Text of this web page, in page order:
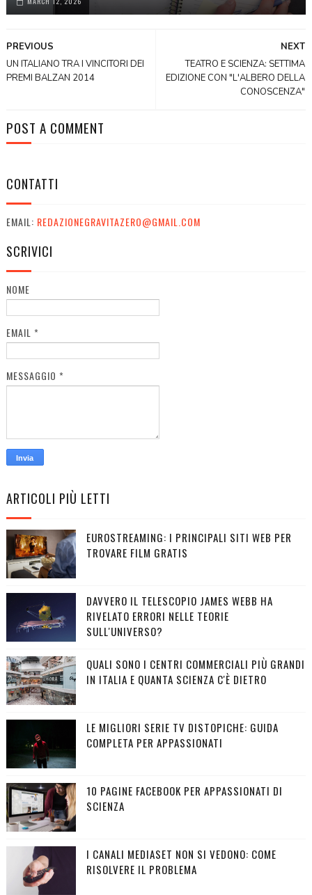
NEXT
TEATRO E SCIENZA: SETTIMA
EDIZIONE CON "L'ALBERO DELLA
CONOSCENZA"
PREVIOUS
UN ITALIANO TRA I VINCITORI DEI
PREMI BALZAN 2014
POST A COMMENT
CONTATTI
EMAIL: REDAZIONEGRAVITAZERO@GMAIL.COM
SCRIVICI
NOME
EMAIL *
MESSAGGIO *
ARTICOLI PIÙ LETTI
EUROSTREAMING: I PRINCIPALI SITI WEB PER
TROVARE FILM GRATIS
DAVVERO IL TELESCOPIO JAMES WEBB HA
RIVELATO ERRORI NELLE TEORIE
SULL'UNIVERSO?
QUALI SONO I CENTRI COMMERCIALI PIÙ GRANDI
IN ITALIA E QUANTA SCIENZA C'È DIETRO
LE MIGLIORI SERIE TV DISTOPICHE: GUIDA
COMPLETA PER APPASSIONATI
10 PAGINE FACEBOOK PER APPASSIONATI DI
SCIENZA
I CANALI MEDIASET NON SI VEDONO: COME
RISOLVERE IL PROBLEMA